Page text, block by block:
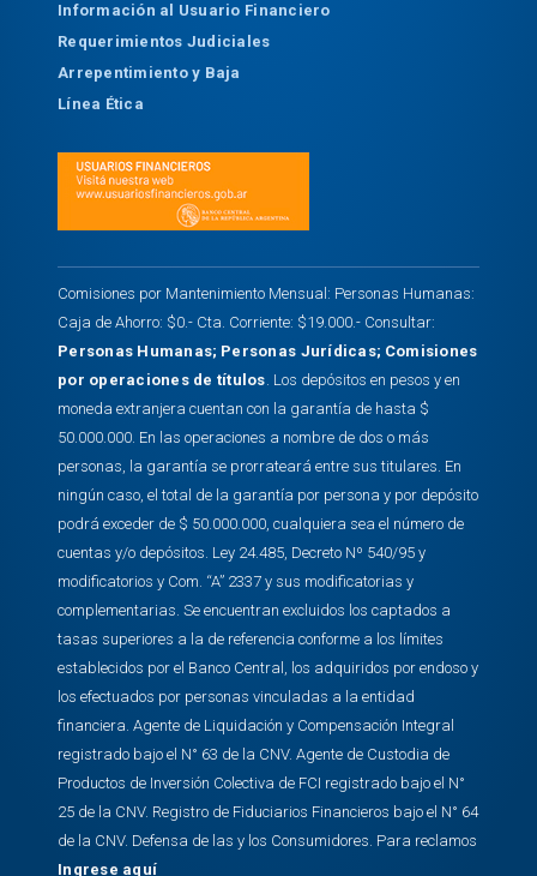
Información al Usuario Financiero
Requerimientos Judiciales
Arrepentimiento y Baja
Línea Ética
Comisiones por Mantenimiento Mensual: Personas Humanas:
Caja de Ahorro: $0.- Cta. Corriente: $19.000.- Consultar:
Personas Humanas; Personas Jurídicas; Comisiones
por operaciones de títulos . Los depósitos en pesos y en
moneda extranjera cuentan con la garantía de hasta $
50.000.000. En las operaciones a nombre de dos o más
personas, la garantía se prorrateará entre sus titulares. En
ningún caso, el total de la garantía por persona y por depósito
podrá exceder de $ 50.000.000, cualquiera sea el número de
cuentas y/o depósitos. Ley 24.485, Decreto Nº 540/95 y
modificatorios y Com. “A” 2337 y sus modificatorias y
complementarias. Se encuentran excluidos los captados a
tasas superiores a la de referencia conforme a los límites
establecidos por el Banco Central, los adquiridos por endoso y
los efectuados por personas vinculadas a la entidad
financiera. Agente de Liquidación y Compensación Integral
registrado bajo el N° 63 de la CNV. Agente de Custodia de
Productos de Inversión Colectiva de FCI registrado bajo el N°
25 de la CNV. Registro de Fiduciarios Financieros bajo el N° 64
de la CNV. Defensa de las y los Consumidores. Para reclamos
Ingrese aquí